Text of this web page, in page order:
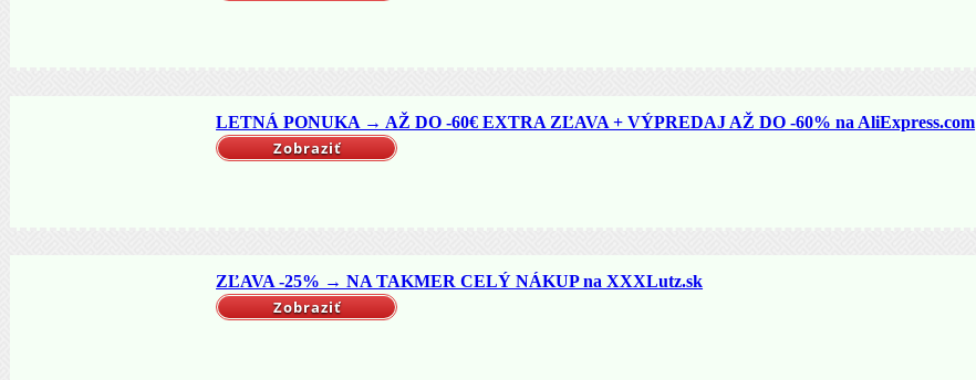
LETNÁ PONUKA → AŽ DO -60€ EXTRA ZĽAVA + VÝPREDAJ AŽ DO -60% na AliExpress.com
Zobraziť
ZĽAVA -25% → NA TAKMER CELÝ NÁKUP na XXXLutz.sk
Zobraziť